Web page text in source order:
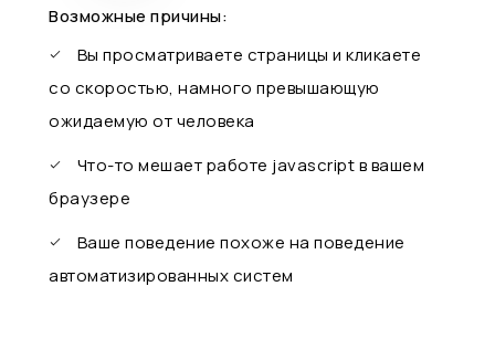
Возможные причины:
Вы просматриваете страницы и кликаете
со скоростью, намного превышающую
ожидаемую от человека
Что-то мешает работе javascript в вашем
браузере
Ваше поведение похоже на поведение
автоматизированных систем